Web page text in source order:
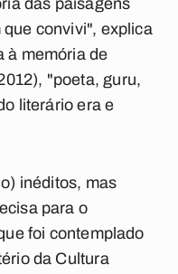
das paisagens
convivi", explica
à memória de
"poeta, guru,
literário era e
inéditos, mas
para o
foi contemplado
da Cultura